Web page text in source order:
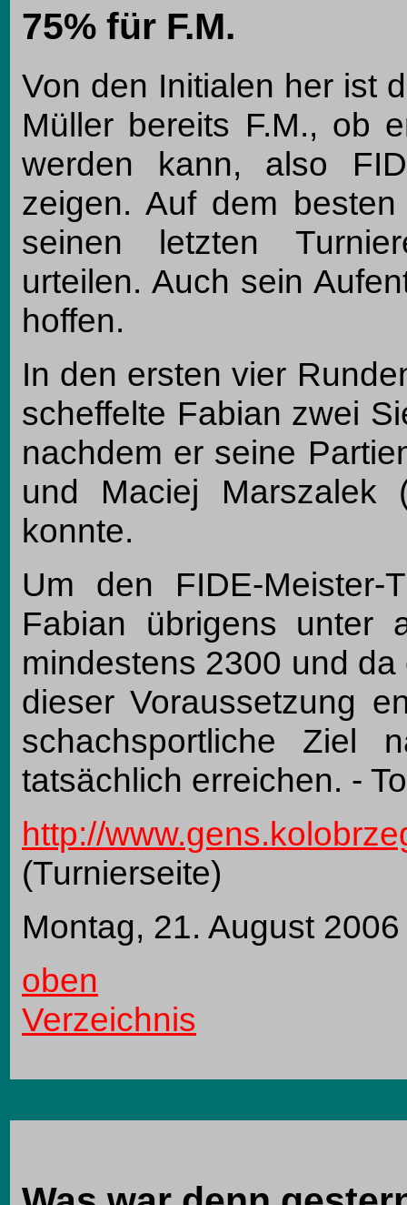
75% für F.M.
Von den Initialen her ist
Müller bereits F.M., ob
werden kann, also
zeigen. Auf dem
seinen letzten
urteilen. Auch sein
hoffen.
In den ersten vier
scheffelte Fabian zwei
nachdem er seine
und Maciej Marszalek
konnte.
Um den FIDE-Meister-
Fabian übrigens unter
mindestens 2300 und
dieser Voraussetzung
schachsportliche Ziel
tatsächlich erreichen. -
http://
(Turnierseite)
Montag, 21. August 2006
oben
Verzeichnis